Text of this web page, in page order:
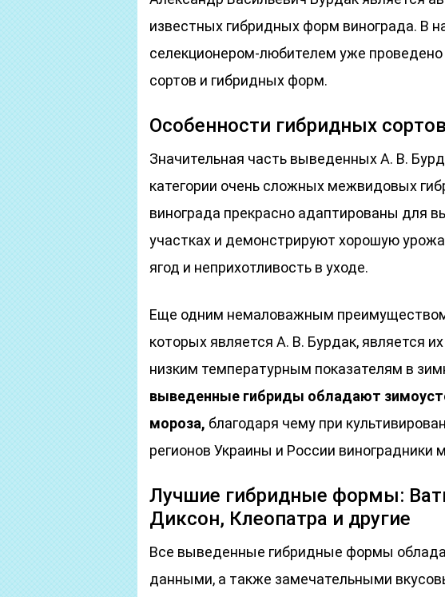
известных гибридных форм винограда. В
селекционером-любителем уже
сортов и гибридных форм.
Особенности гибридных сортов
Значительная часть выведенных А. В.
категории очень сложных межвидовых
винограда прекрасно адаптированы для
участках и демонстрируют хорошую
ягод и неприхотливость в уходе.
Еще одним немаловажным
которых является А. В. Бурдак, является
низким температурным показателям в
выведенные гибриды обладают
мороза, благодаря чему при
регионов Украины и России виноградники
Лучшие гибридные формы:
Диксон, Клеопатра и другие
Все выведенные гибридные формы
данными, а также замечательными